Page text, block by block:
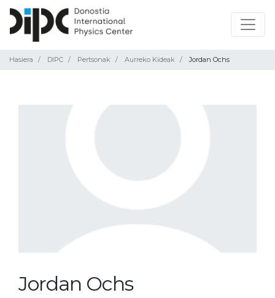
Hasiera DIPC Pertsonak Aurreko Kideak Jordan Ochs
Jordan Ochs